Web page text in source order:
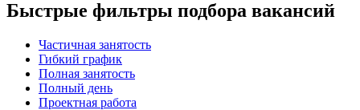
Быстрые фильтры подбора вакансий
Частичная занятость
Гибкий график
Полная занятость
Полный день
Проектная работа